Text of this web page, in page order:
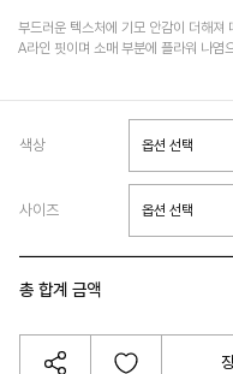
부드러운 텍스처에 기모 안감이 더해져
A라인 핏이며 소매 부분에 플라워 나염
색상
사이즈
총 합계 금액